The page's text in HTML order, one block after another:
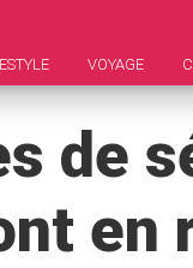
VOYAGE
de
en